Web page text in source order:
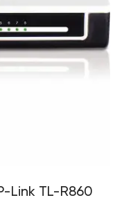
Link TL-R860